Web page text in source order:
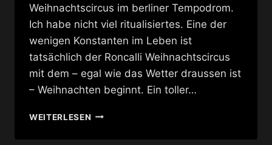
Weihnachtscircus im berliner Tempodrom.
Ich habe nicht viel ritualisiertes. Eine der
wenigen Konstanten im Leben ist
tatsächlich der Roncalli Weihnachtscircus
mit dem – egal wie das Wetter draussen ist
– Weihnachten beginnt. Ein toller…
WEITERLESENRONCALLI
2014